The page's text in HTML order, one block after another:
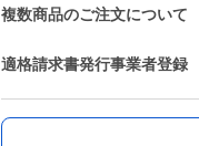
複数商品のご注文について
適格請求書発行事業者登録